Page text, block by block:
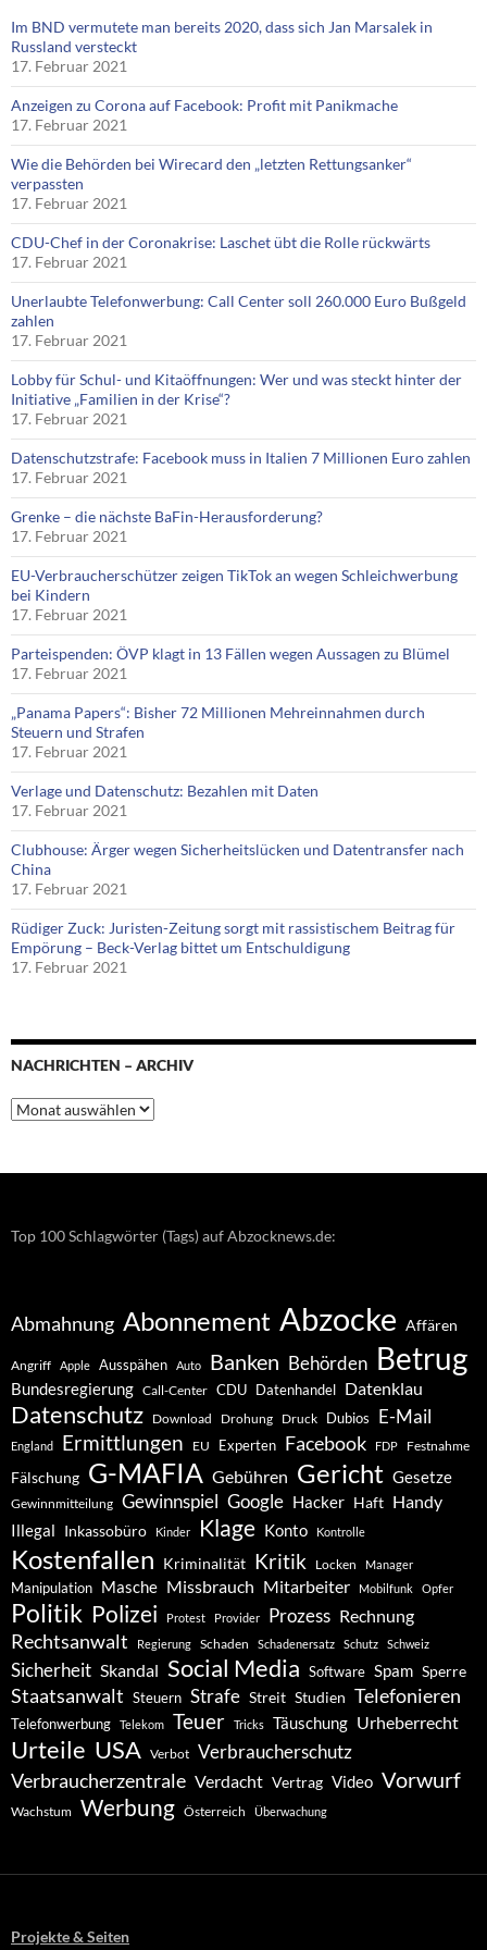
Im BND vermutete man bereits 2020, dass sich Jan Marsalek in
Russland versteckt
17. Februar 2021
Anzeigen zu Corona auf Facebook: Profit mit Panikmache
17. Februar 2021
Wie die Behörden bei Wirecard den „letzten Rettungsanker“
verpassten
17. Februar 2021
CDU-Chef in der Coronakrise: Laschet übt die Rolle rückwärts
17. Februar 2021
Unerlaubte Telefonwerbung: Call Center soll 260.000 Euro Bußgeld
zahlen
17. Februar 2021
Lobby für Schul- und Kitaöffnungen: Wer und was steckt hinter der
Initiative „Familien in der Krise“?
17. Februar 2021
Datenschutzstrafe: Facebook muss in Italien 7 Millionen Euro zahlen
17. Februar 2021
Grenke – die nächste BaFin-Herausforderung?
17. Februar 2021
EU-Verbraucherschützer zeigen TikTok an wegen Schleichwerbung
bei Kindern
17. Februar 2021
Parteispenden: ÖVP klagt in 13 Fällen wegen Aussagen zu Blümel
17. Februar 2021
„Panama Papers“: Bisher 72 Millionen Mehreinnahmen durch
Steuern und Strafen
17. Februar 2021
Verlage und Datenschutz: Bezahlen mit Daten
17. Februar 2021
Clubhouse: Ärger wegen Sicherheitslücken und Datentransfer nach
China
17. Februar 2021
Rüdiger Zuck: Juristen-Zeitung sorgt mit rassistischem Beitrag für
Empörung – Beck-Verlag bittet um Entschuldigung
17. Februar 2021
NACHRICHTEN – ARCHIV
Nachrichten
–
Top 100 Schlagwörter (Tags) auf Abzocknews.de:
Abmahnung Abonnement Abzocke Affären
Angriff Apple Ausspähen Auto Banken Behörden Betrug
Bundesregierung Call-Center CDU Datenhandel Datenklau
Datenschutz Download Drohung Druck Dubios E-Mail
England Ermittlungen EU Experten Facebook FDP Festnahme
Fälschung G-MAFIA Gebühren Gericht Gesetze
Gewinnmitteilung Gewinnspiel Google Hacker Haft Handy
Illegal Inkassobüro Kinder Klage Konto Kontrolle
Kostenfallen Kriminalität Kritik Locken Manager
Manipulation Masche Missbrauch Mitarbeiter Mobilfunk Opfer
Politik Polizei Protest Provider Prozess Rechnung
Rechtsanwalt Regierung Schaden Schadenersatz Schutz Schweiz
Sicherheit Skandal Social Media Software Spam Sperre
Staatsanwalt Steuern Strafe Streit Studien Telefonieren
Telefonwerbung Telekom Teuer Tricks Täuschung Urheberrecht
Urteile USA Verbot Verbraucherschutz
Verbraucherzentrale Verdacht Vertrag Video Vorwurf
Wachstum Werbung Österreich Überwachung
Projekte & Seiten